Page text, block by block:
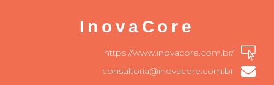
InovaCore

https://www.inovacore.com.br/

consultoria@inovacore.com.br